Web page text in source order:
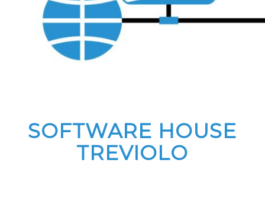
SOFTWARE HOUSE
TREVIOLO